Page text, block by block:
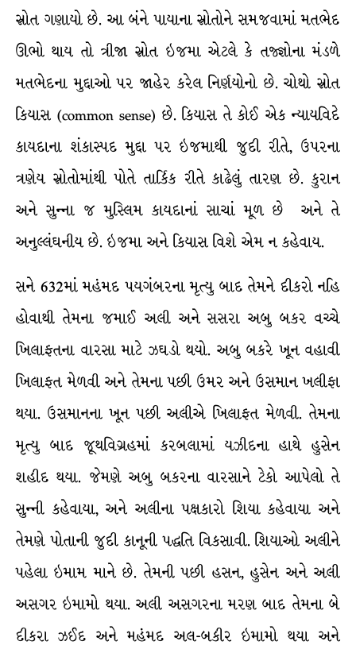
સ્રોત ગણાયો છે. આ બંને પાયાના સ્રોતોને સમજવામાં મતભેદ
ઊભો થાય તો ત્રીજા સ્રોત ઇજમા એટલે કે તજ્જ્ઞોના મંડળે
મતભેદના મુદ્દાઓ પર જાહેર કરેલ નિર્ણયોનો છે. ચોથો સ્રોત
કિયાસ (common sense) છે. કિયાસ તે કોઈ એક ન્યાયવિદે
કાયદાના શંકાસ્પદ મુદ્દા પર ઇજમાથી જુદી રીતે, ઉપરના
ત્રણેય સ્રોતોમાંથી પોતે તાર્કિક રીતે કાઢેલું તારણ છે. કુરાન
અને સુન્ના જ મુસ્લિમ કાયદાનાં સાચાં મૂળ છે અને તે
અનુલ્લંઘનીય છે. ઇજમા અને કિયાસ વિશે એમ ન કહેવાય.
સને 632માં મહંમદ પયગંબરના મૃત્યુ બાદ તેમને દીકરો નહિ
હોવાથી તેમના જમાઈ અલી અને સસરા અબુ બકર વચ્ચે
ખિલાફતના વારસા માટે ઝઘડો થયો. અબુ બકરે ખૂન વહાવી
ખિલાફત મેળવી અને તેમના પછી ઉમર અને ઉસમાન ખલીફા
થયા. ઉસમાનના ખૂન પછી અલીએ ખિલાફત મેળવી. તેમના
મૃત્યુ બાદ જૂથવિગ્રહમાં કરબલામાં યઝીદના હાથે હુસેન
શહીદ થયા. જેમણે અબુ બકરના વારસાને ટેકો આપેલો તે
સુન્ની કહેવાયા, અને અલીના પક્ષકારો શિયા કહેવાયા અને
તેમણે પોતાની જુદી કાનૂની પદ્ધતિ વિકસાવી. શિયાઓ અલીને
પહેલા ઇમામ માને છે. તેમની પછી હસન, હુસેન અને અલી
અસગર ઇમામો થયા. અલી અસગરના મરણ બાદ તેમના બે
દીકરા ઝઈદ અને મહંમદ અલ-બકીર ઇમામો થયા અને